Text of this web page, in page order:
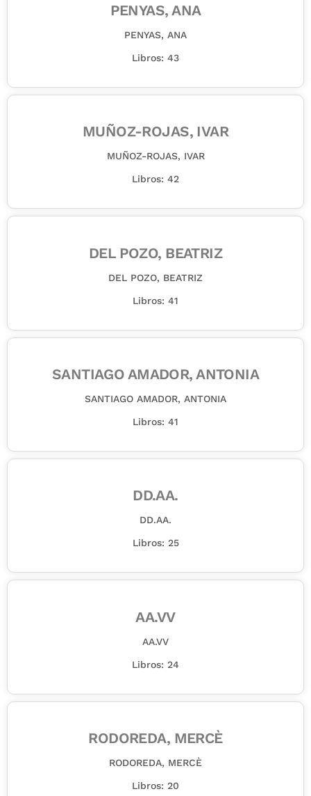
PENYAS, ANA
PENYAS, ANA
Libros: 43
MUÑOZ-ROJAS, IVAR
MUÑOZ-ROJAS, IVAR
Libros: 42
DEL POZO, BEATRIZ
DEL POZO, BEATRIZ
Libros: 41
SANTIAGO AMADOR, ANTONIA
SANTIAGO AMADOR, ANTONIA
Libros: 41
DD.AA.
DD.AA.
Libros: 25
AA.VV
AA.VV
Libros: 24
RODOREDA, MERCÈ
RODOREDA, MERCÈ
Libros: 20